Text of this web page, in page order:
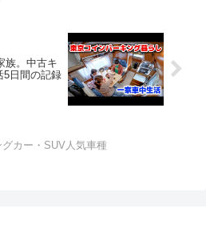
族。中古キ
5日間の記録
カー・SUV人気車種